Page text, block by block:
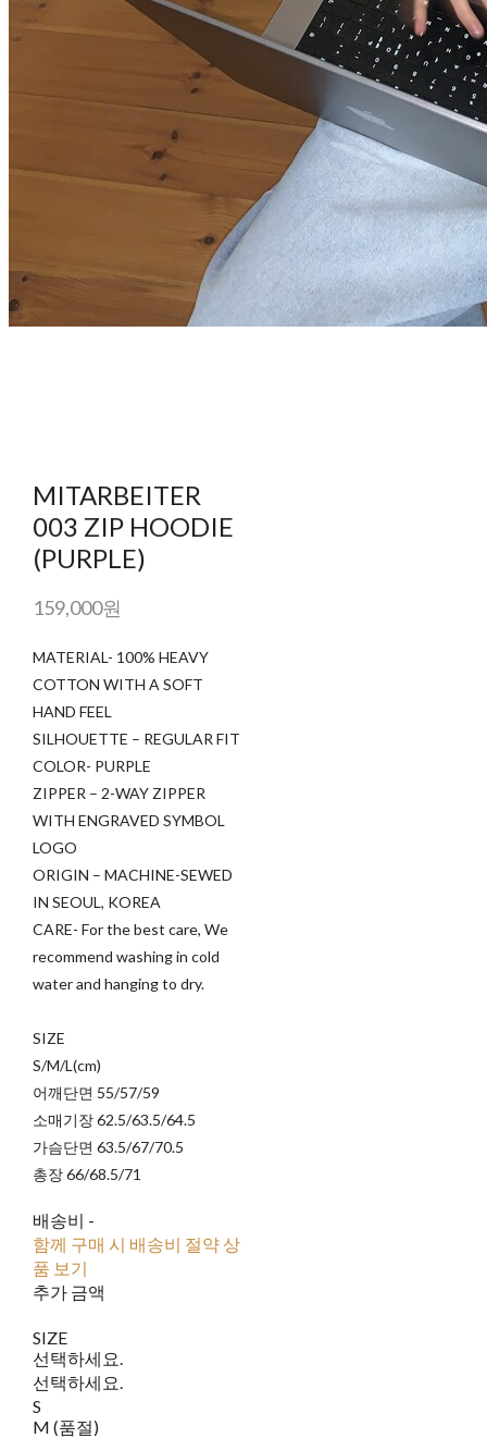
MITARBEITER
003 ZIP HOODIE
(PURPLE)
159,000원
MATERIAL- 100% HEAVY
COTTON WITH A SOFT
HAND FEEL
SILHOUETTE – REGULAR FIT
COLOR- PURPLE
ZIPPER – 2-WAY ZIPPER
WITH ENGRAVED SYMBOL
LOGO
ORIGIN – MACHINE-SEWED
IN SEOUL, KOREA
CARE- For the best care, We
recommend washing in cold
water and hanging to dry.
SIZE
S/M/L(cm)
어깨단면 55/57/59
소매기장 62.5/63.5/64.5
가슴단면 63.5/67/70.5
총장 66/68.5/71
배송비 -
함께 구매 시 배송비 절약 상
품 보기
추가 금액
SIZE
선택하세요.
선택하세요.
S
M (품절)